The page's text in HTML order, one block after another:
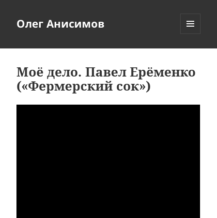
Олег Анисимов
Моё дело. Павел Ерёменко
(«Фермерский сок»)